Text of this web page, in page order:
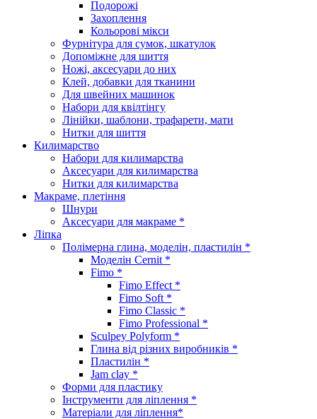
Подорожі
Захоплення
Кольорові мікси
Фурнітура для сумок, шкатулок
Допоміжне для шиття
Ножі, аксесуари до них
Клей, добавки для тканини
Для швейних машинок
Набори для квілтінгу
Лінійки, шаблони, трафарети, мати
Нитки для шиття
Килимарство
Набори для килимарства
Аксесуари для килимарства
Нитки для килимарства
Макраме, плетіння
Шнури
Аксесуари для макраме *
Ліпка
Полімерна глина, моделін, пластилін *
Моделін Cernit *
Fimo *
Fimo Effect *
Fimo Soft *
Fimo Classic *
Fimo Professional *
Sculpey Polyform *
Глина від різних виробників *
Пластилін *
Jam clay *
Форми для пластику
Інструменти для ліплення *
Матеріали для ліплення*